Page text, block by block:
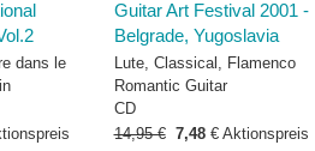
dans le
Guitar Art Festival 2001 -
Belgrade, Yugoslavia
Lute, Classical, Flamenco
Romantic Guitar
CD
14,95 € 7,48 €Aktionspreis